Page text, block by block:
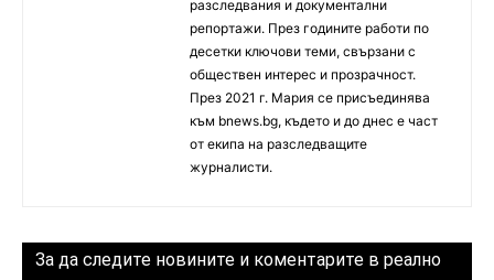
разследвания и документални
репортажи. През годините работи по
десетки ключови теми, свързани с
обществен интерес и прозрачност.
През 2021 г. Мария се присъединява
към bnews.bg, където и до днес е част
от екипа на разследващите
журналисти.
За да следите новините и коментарите в реално